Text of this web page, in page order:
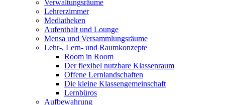
Verwaltungsräume
Lehrerzimmer
Mediatheken
Aufenthalt und Lounge
Mensa und Versammlungsräume
Lehr-, Lern- und Raumkonzepte
Room in Room
Der flexibel nutzbare Klassenraum
Offene Lernlandschaften
Die kleine Klassengemeinschaft
Lernbüros
Aufbewahrung